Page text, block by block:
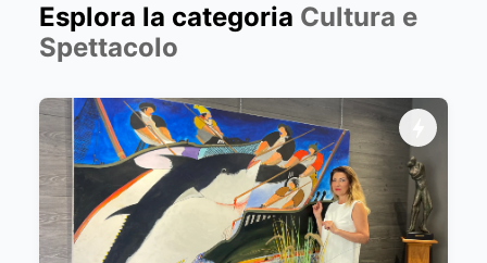
Esplora la categoria Cultura e
Spettacolo